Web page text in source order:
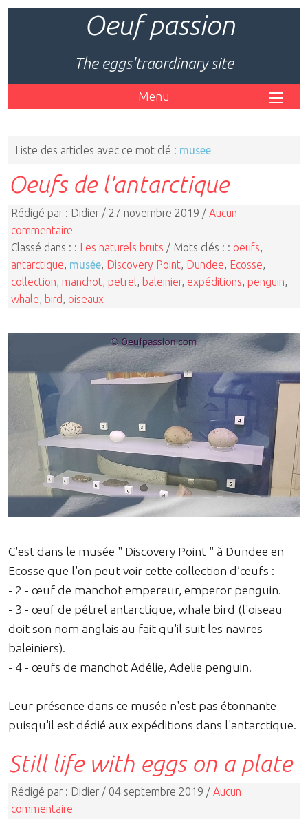
Oeuf passion
The eggs'traordinary site
Menu
Liste des articles avec ce mot clé : musee
Oeufs de l'antarctique
Rédigé par : Didier / 27 novembre 2019 / Aucun
commentaire
Classé dans : : Les naturels bruts / Mots clés : : oeufs
antarctique musée Discovery Point Dundee Ecosse
collection manchot petrel baleinier, expéditions penguin
whale
bird oiseaux
C'est dans le musée " Discovery Point " à Dundee en
Ecosse que l'on peut voir cette collection d’œufs :
- 2 - œuf de manchot empereur, emperor penguin.
- 3 - œuf de pétrel antarctique, whale bird (l'oiseau
doit son nom anglais au fait qu'il suit les navires
baleiniers).
- 4 - œufs de manchot Adélie, Adelie penguin.
Leur présence dans ce musée n'est pas étonnante
puisqu'il est dédié aux expéditions dans l'antarctique.
Still life with eggs on a plate
Rédigé par : Didier / 04 septembre 2019 / Aucun
commentaire